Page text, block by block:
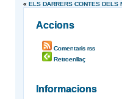
« ELS DARRERS CONTES DELS
Accions
Comentaris rss
Retroenllaç
Informacions